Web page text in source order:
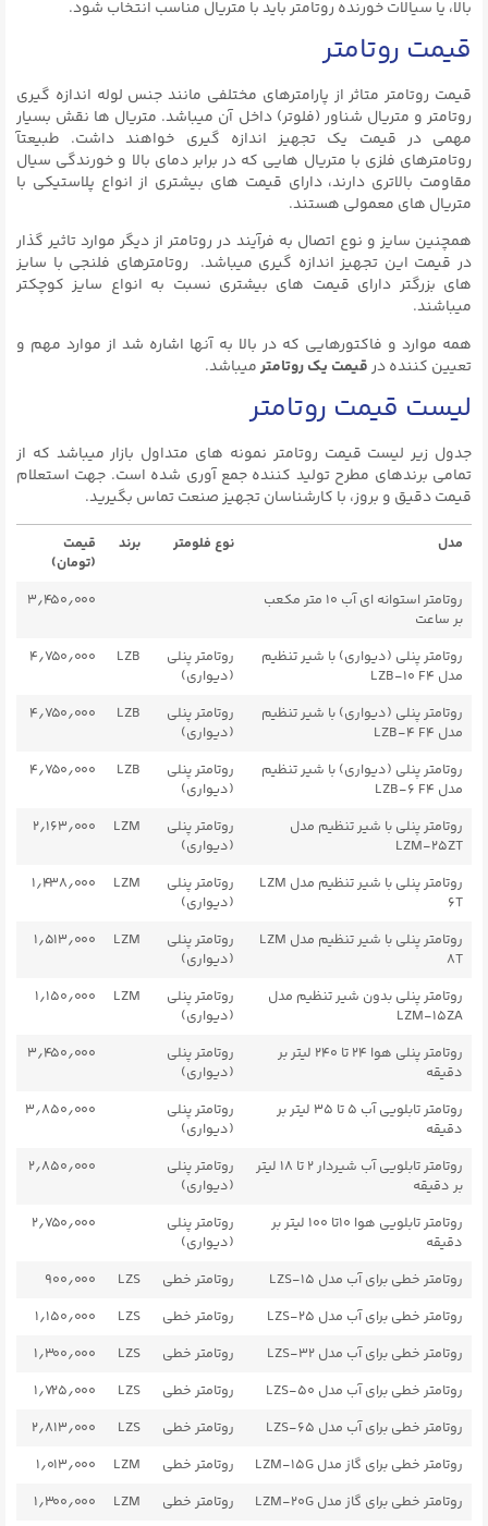
بالا، یا سیالات خورنده روتامتر باید با متریال مناسب انتخاب شود.
قیمت روتامتر
قیمت روتامتر متاثر از پارامترهای مختلفی مانند جنس لوله اندازه گیری
روتامتر و متریال شناور (فلوتر) داخل آن میباشد. متریال ها نقش بسیار
مهمی در قیمت یک تجهیز اندازه گیری خواهند داشت. طبیعتآ
روتامترهای فلزی با متریال هایی که در برابر دمای بالا و خورندگی سیال
مقاومت بالاتری دارند، دارای قیمت های بیشتری از انواع پلاستیکی با
متریال های معمولی هستند.
همچنین سایز و نوع اتصال به فرآیند در روتامتر از دیگر موارد تاثیر گذار
در قیمت این تجهیز اندازه گیری میباشد. روتامترهای فلنجی با سایز
های بزرگتر دارای قیمت های بیشتری نسبت به انواع سایز کوچکتر
میباشند.
همه موارد و فاکتورهایی که در بالا به آنها اشاره شد از موارد مهم و
تعیین کننده درقیمت یک روتامترمیباشد.
لیست قیمت روتامتر
جدول زیر لیست قیمت روتامتر نمونه های متداول بازار میباشد که از
تمامی برندهای مطرح تولید کننده جمع آوری شده است. جهت استعلام
قیمت دقیق و بروز، با کارشناسان تجهیز صنعت تماس بگیرید.
مدل نوع فلومتر برند
قیمت
(تومان)
روتامتر استوانه ای آب ۱۰ متر مکعب
بر ساعت
۳٫۴۵۰٫۰۰۰
روتامتر پنلی (دیواری) با شیر تنظیم
مدل LZB-۱۰ F4
روتامتر پنلی
(دیواری)
LZB ۴٫۷۵۰٫۰۰۰
روتامتر پنلی (دیواری) با شیر تنظیم
مدل LZB-۴ F4
روتامتر پنلی
(دیواری)
LZB ۴٫۷۵۰٫۰۰۰
روتامتر پنلی (دیواری) با شیر تنظیم
مدل LZB-۶ F4
روتامتر پنلی
(دیواری)
LZB ۴٫۷۵۰٫۰۰۰
روتامتر پنلی با شیر تنظیم مدل
LZM-25ZT
روتامتر پنلی
(دیواری)
LZM ۲٫۱۶۳٫۰۰۰
روتامتر پنلی با شیر تنظیم مدل LZM
6T
روتامتر پنلی
(دیواری)
LZM ۱٫۴۳۸٫۰۰۰
روتامتر پنلی با شیر تنظیم مدل LZM
8T
روتامتر پنلی
(دیواری)
LZM ۱٫۵۱۳٫۰۰۰
روتامتر پنلی بدون شیر تنظیم مدل
LZM-15ZA
روتامتر پنلی
(دیواری)
LZM ۱٫۱۵۰٫۰۰۰
روتامتر پنلی هوا ۲۴ تا ۲۴۰ لیتر بر
دقیقه
روتامتر پنلی
(دیواری)
۳٫۴۵۰٫۰۰۰
روتامتر تابلویی آب ۵ تا ۳۵ لیتر بر
دقیقه
روتامتر پنلی
(دیواری)
۳٫۸۵۰٫۰۰۰
روتامتر تابلویی آب شیردار ۲ تا ۱۸ لیتر
بر دقیقه
روتامتر پنلی
(دیواری)
۲٫۸۵۰٫۰۰۰
روتامتر تابلویی هوا 10تا ۱۰۰ لیتر بر
دقیقه
روتامتر پنلی
(دیواری)
۲٫۷۵۰٫۰۰۰
روتامتر خطی برای آب مدل LZS-۱۵ روتامتر خطی LZS
۹۰۰٫۰۰۰
روتامتر خطی برای آب مدل LZS-۲۵
روتامتر خطی LZS
۱٫۱۵۰٫۰۰۰
روتامتر خطی برای آب مدل LZS-۳۲
روتامتر خطی LZS
۱٫۳۰۰٫۰۰۰
روتامتر خطی برای آب مدل LZS-۵۰
روتامتر خطی LZS
۱٫۷۲۵٫۰۰۰
روتامتر خطی برای آب مدل LZS-۶۵
روتامتر خطی LZS
۲٫۸۱۳٫۰۰۰
روتامتر خطی برای گاز مدل LZM-15G
روتامتر خطی LZM
۱٫۰۱۳٫۰۰۰
روتامتر خطی برای گاز مدل LZM-20G
روتامتر خطی LZM
۱٫۳۰۰٫۰۰۰